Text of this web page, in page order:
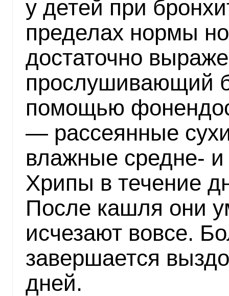
у детей при
пределах нормы
достаточно
прослушивающий
помощью
— рассеянные
влажные средне-
Хрипы в течение
После кашля они
исчезают вовсе.
завершается
дней.